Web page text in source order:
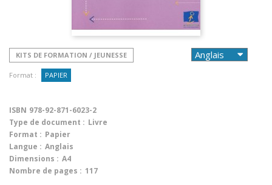
KITS DE FORMATION / JEUNESSE
Format : PAPIER
ISBN 978-92-871-6023-2
Type de document : Livre
Format : Papier
Langue : Anglais
Dimensions : A4
Nombre de pages : 117